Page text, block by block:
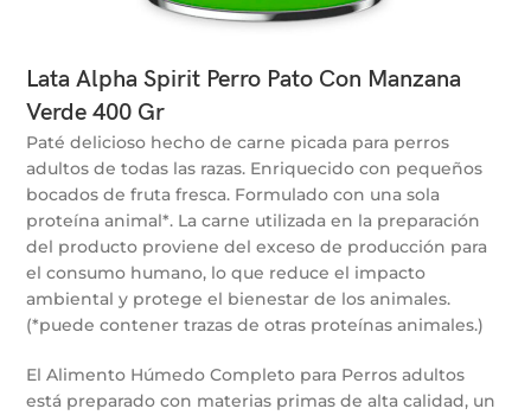
Lata Alpha Spirit Perro Pato Con Manzana
Verde 400 Gr
Paté delicioso hecho de carne picada para perros
adultos de todas las razas. Enriquecido con pequeños
bocados de fruta fresca. Formulado con una sola
proteína animal*. La carne utilizada en la preparación
del producto proviene del exceso de producción para
el consumo humano, lo que reduce el impacto
ambiental y protege el bienestar de los animales.
(*puede contener trazas de otras proteínas animales.)
El Alimento Húmedo Completo para Perros adultos
está preparado con materias primas de alta calidad, un